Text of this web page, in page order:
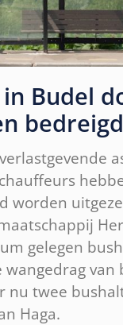
Budel
bedreigd
worden
gelegen
wangedrag
nu twee
Haga.